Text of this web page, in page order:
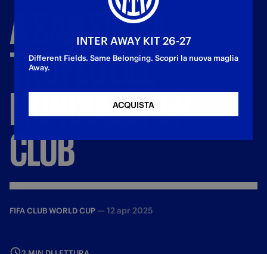
A SANSIROIL
TROFEODEL
MONDIALEPER
CLUB
FIFA CLUB WORLD CUP — 12 apr 2025
INTER AWAY KIT 26-27
Different Fields. Same Belonging. Scopri la nuova maglia
Away.
ACQUISTA